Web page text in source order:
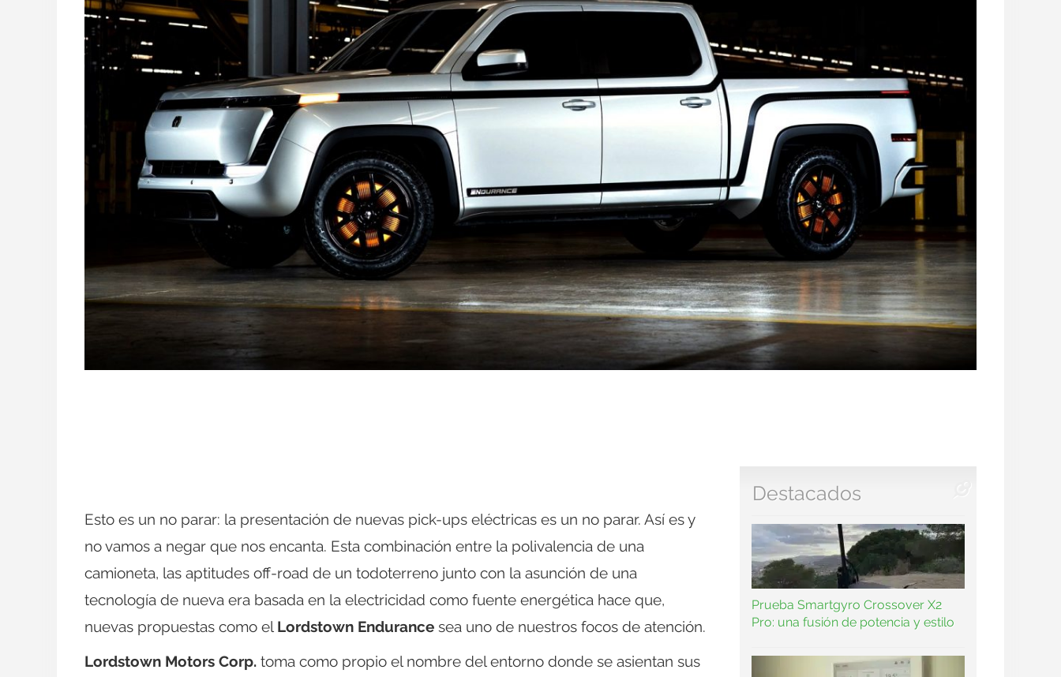
Esto es un no parar: la presentación de nuevas pick-ups eléctricas es un no parar. Así es y
no vamos a negar que nos encanta. Esta combinación entre la polivalencia de una
camioneta, las aptitudes off-road de un todoterreno junto con la asunción de una
tecnología de nueva era basada en la electricidad como fuente energética hace que,
nuevas propuestas como el Lordstown Endurance sea uno de nuestros focos de atención.
Lordstown Motors Corp. toma como propio el nombre del entorno donde se asientan sus
Destacados
Prueba Smartgyro Crossover X2
Pro: una fusión de potencia y estilo